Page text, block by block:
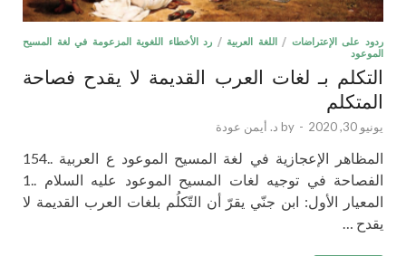
ردود على الإعتراضات / اللغة العربية/ رد الأخطاء اللغوية المزعومة في لغة المسيح
الموعود
التكلم بـ لغات العرب القديمة لا يقدح فصاحة
المتكلم
يونيو 30, 2020 -
by د. أيمن عودة
المظاهر الإعجازية في لغة المسيح الموعود ع العربية ..154
الفصاحة في توجيه لغات المسيح الموعود عليه السلام ..1
المعيار الأول: ابن جنّي يقرّ أن التّكلُم بلغات العرب القديمة لا
يقدح …